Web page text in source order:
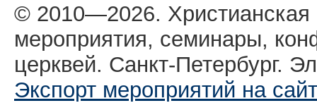
© 2010—2026.
мероприятия, семинары,
церквей. Санкт-Петербург.
Экспорт мероприятий на сайт